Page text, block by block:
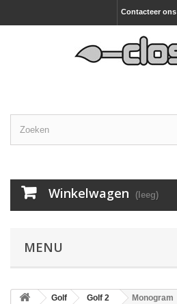
Contacteer ons
Winkelwagen (leeg)
MENU
Golf Golf 2 Monogram